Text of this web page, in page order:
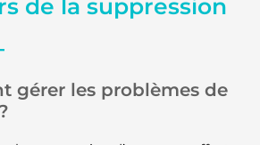
de la suppression
gérer les problèmes de